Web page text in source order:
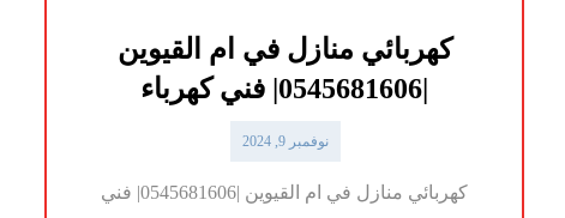
كهربائي منازل في ام القيوين
نوفمبر 9, 2024
كهربائي منازل في ام القيوين |0545681606| فني